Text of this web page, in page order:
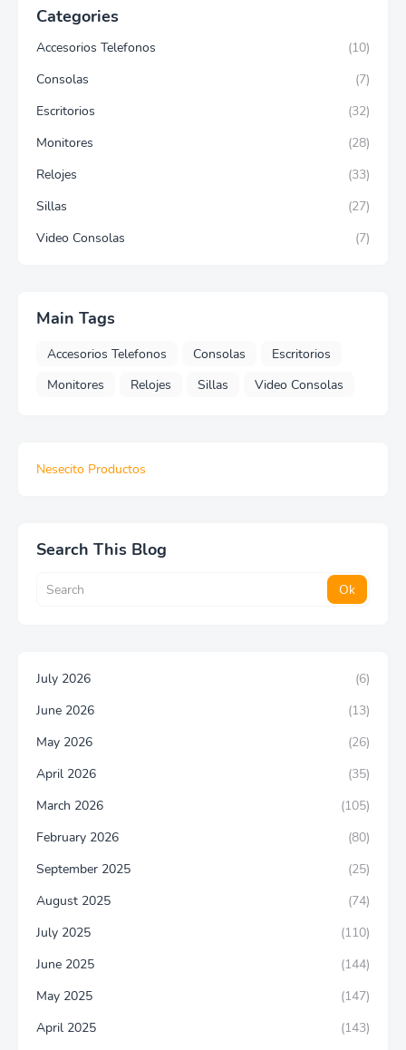
Categories
Accesorios Telefonos
(10)
Consolas
(7)
Escritorios
(32)
Monitores
(28)
Relojes
(33)
Sillas
(27)
Video Consolas
(7)
Main Tags
Accesorios Telefonos Consolas
Escritorios
Monitores
Relojes Sillas Video Consolas
Nesecito Productos
Search This Blog
July 2026
(6)
June 2026
(13)
May 2026
(26)
April 2026
(35)
March 2026
(105)
February 2026
(80)
September 2025
(25)
August 2025
(74)
July 2025
(110)
June 2025
(144)
May 2025
(147)
April 2025
(143)